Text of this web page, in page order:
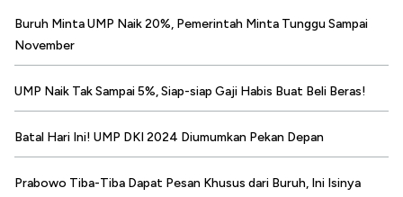
Buruh Minta UMP Naik 20%, Pemerintah Minta Tunggu Sampai
November
UMP Naik Tak Sampai 5%, Siap-siap Gaji Habis Buat Beli Beras!
Batal Hari Ini! UMP DKI 2024 Diumumkan Pekan Depan
Prabowo Tiba-Tiba Dapat Pesan Khusus dari Buruh, Ini Isinya